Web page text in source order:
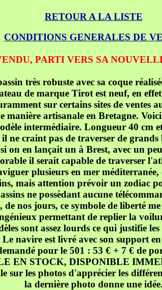
RETOUR A LA LISTE
CONDITIONS GENERALES DE
PARTI VERS SA
très robuste avec sa coque
de marque Tirot est neuf, en
sur certains sites de ventes
manière artisanale en Bretagne.
intermédiaire. Longueur 40 cm
ne craint pas de traverser de grands
on en lançait un à Brest, avec un
il serait capable de traverser
plusieurs en mer méditerranée,
mais attention prévoir un zodiac
ne possèdant aucune
de nos jours, ce symbole de liberté
permettant de replier la
sont assez lourds ce qui justifie
Le navire est livré avec son support
pour le 501 : 53 € + 7 € de
EN STOCK, DISPONIBLE
sur les photos d'apprécier les
la dernière photo donne une idée.